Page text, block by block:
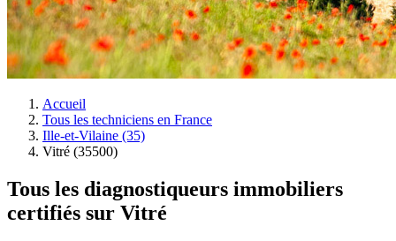
Accueil
Tous les techniciens en France
Ille-et-Vilaine (35)
Vitré (35500)
Tous les diagnostiqueurs immobiliers
certifiés sur Vitré